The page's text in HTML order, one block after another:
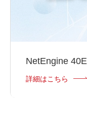
NetEngine
詳細はこちら